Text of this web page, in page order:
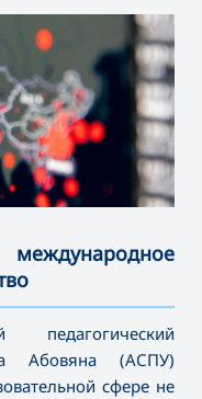
педагогический
Абовяна (АСПУ)
сфере не